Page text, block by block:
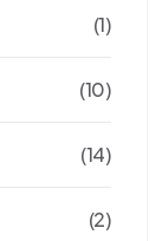
(1)
(10)
(14)
(2)